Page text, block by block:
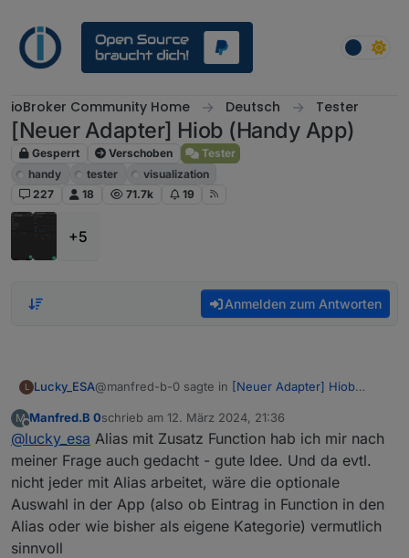
ioBroker Community Home Deutsch Tester
[Neuer Adapter] Hiob (Handy App)
Gesperrt Verschoben
Tester
handy
tester
visualization
227
18 71.7k 19
+5
Anmelden zum Antworten
L Lucky_ESA@manfred-b-0 sagte in [Neuer Adapter] Hiob
Frage / Eure Meinung: wäre es auch eine
Idee, alternativ zu den eigenen Einträgen bei
den HioB-Aufzählungen im ioBroker einfach
alle Alias-Einträge zu verwenden?
Wäre eine guter Ansatz aber viele User nutzen alias
für iot oder sonstige Darstellungen. Hätte bei mir
die Auswirkung, dass ca. 3000 unötige
Datenpunkte geladen werden die nicht benötigt
werden. Man könnte das natürlich über eine neue
M
Offline
Manfred.B 0schrieb am 12. März 2024, 21:36
zuletzt editiert von
@lucky_esa Alias mit Zusatz Function hab ich mir nach
meiner Frage auch gedacht - gute Idee. Und da evtl.
nicht jeder mit Alias arbeitet, wäre die optionale
Auswahl in der App (also ob Eintrag in Function in den
Alias oder wie bisher als eigene Kategorie) vermutlich
sinnvoll